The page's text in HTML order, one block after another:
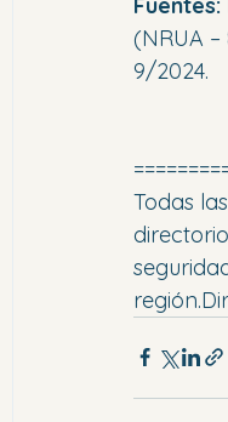
(NRUA
9/2024.
Todas